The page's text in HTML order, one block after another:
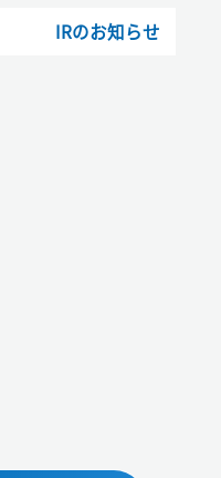
IRのお知らせ